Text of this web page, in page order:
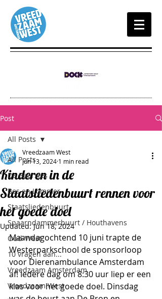
Post
All Posts
De Baarsjes
Bos en Lommer
Staatsliedenbuurt
Spaarndammerbuurt / Houthavens
Oud-West
10 vragen aan...
Vreedzaam Amsterdam
Vreedzaam West
All Posts
Kinderen in de
Staatsliedenbuurt rennen voor
het goede doel
Vreedzaam West
Jun 13, 2024 1 min read
Updated:Jun 18, 2024
Maandagochtend 10 juni trapte de
Westerparkschool de sponsorloop
voor Dierenambulance Amsterdam
af! Iedere dag om 8:30 uur liep er een
klas voor het goede doel. Dinsdag